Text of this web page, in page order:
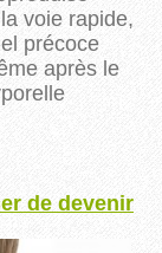
voie rapide,
précoce
après le
de devenir